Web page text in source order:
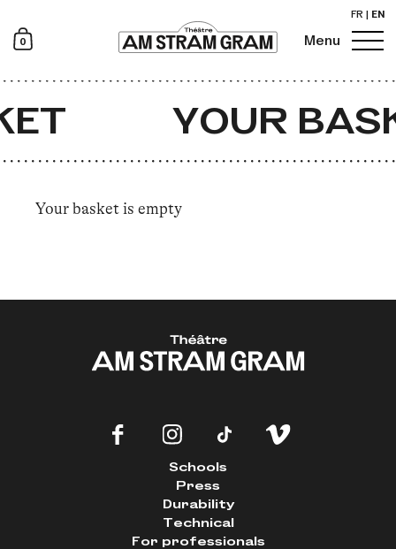
0 Newsletter Menu
FR EN
YOUR
Your basket is empty
Schools
Press
Durability
Technical
For professionals